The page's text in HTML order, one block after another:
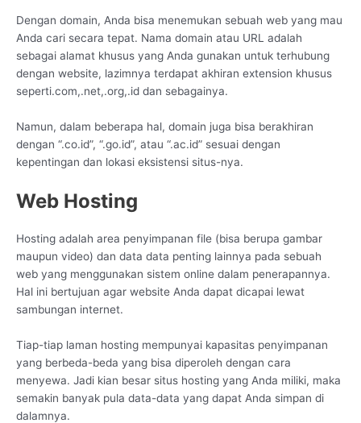
Dengan domain, Anda bisa menemukan sebuah web yang mau
Anda cari secara tepat. Nama domain atau URL adalah
sebagai alamat khusus yang Anda gunakan untuk terhubung
dengan website, lazimnya terdapat akhiran extension khusus
seperti.com,.net,.org,.id dan sebagainya.
Namun, dalam beberapa hal, domain juga bisa berakhiran
dengan “.co.id”, “.go.id”, atau “.ac.id” sesuai dengan
kepentingan dan lokasi eksistensi situs-nya.
Web Hosting
Hosting adalah area penyimpanan file (bisa berupa gambar
maupun video) dan data data penting lainnya pada sebuah
web yang menggunakan sistem online dalam penerapannya.
Hal ini bertujuan agar website Anda dapat dicapai lewat
sambungan internet.
Tiap-tiap laman hosting mempunyai kapasitas penyimpanan
yang berbeda-beda yang bisa diperoleh dengan cara
menyewa. Jadi kian besar situs hosting yang Anda miliki, maka
semakin banyak pula data-data yang dapat Anda simpan di
dalamnya.